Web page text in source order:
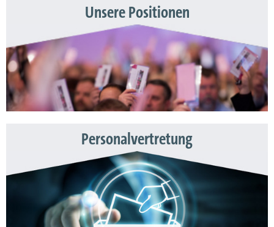
Unsere Positionen
Personalvertretung